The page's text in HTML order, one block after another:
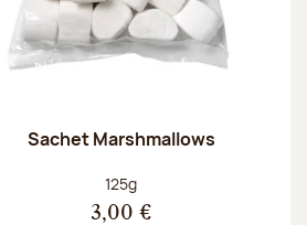
Sachet Marshmallows
Poids net :
125g
3,00 €